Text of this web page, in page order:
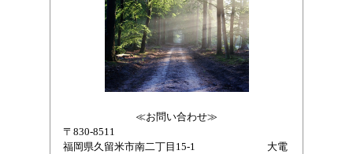
≪お問い合わせ≫
〒830-8511
福岡県久留米市南二丁目15-1 大電